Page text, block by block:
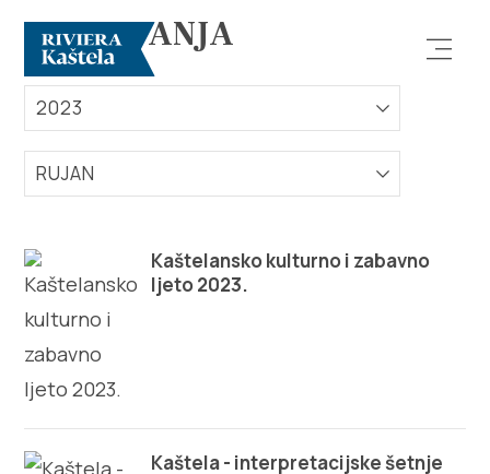
Istraži
Destinacija
Što raditi
Info
Multimedija
DOGAĐANJA
2023
RUJAN
Kaštelansko kulturno i zabavno
ljeto 2023.
Kaštela - interpretacijske šetnje